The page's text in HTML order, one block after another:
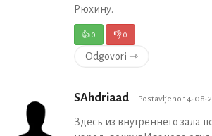
Рюхину.
👍0 👎0
Odgovori ⇾
SAhdriaad Postavljeno 14-08-
Здесь из внутреннего зала